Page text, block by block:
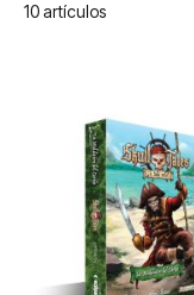
10artículos